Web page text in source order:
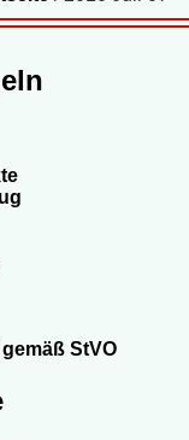
StVO